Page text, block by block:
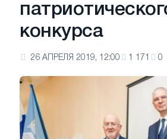
конкурса
26 АПРЕЛЯ 2019, 12:00 1 171 0